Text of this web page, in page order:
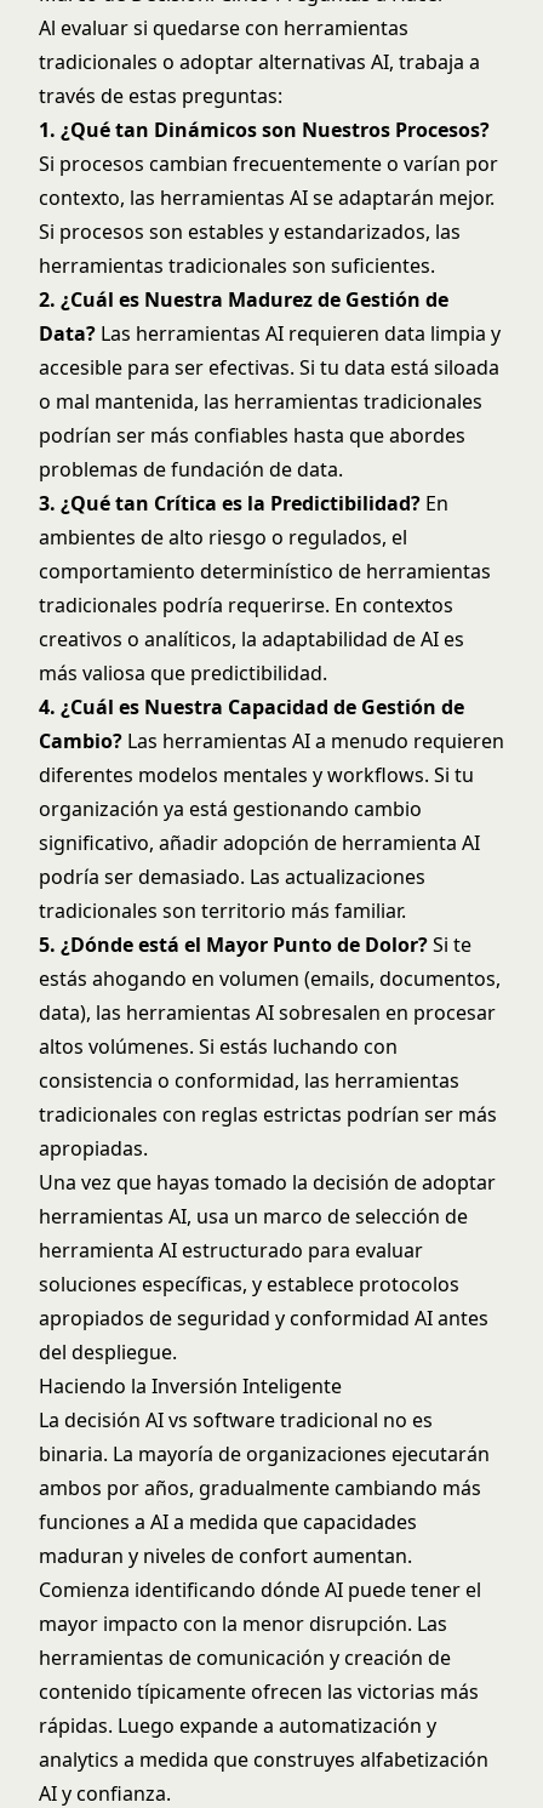
Al evaluar si quedarse con herramientas
tradicionales o adoptar alternativas AI, trabaja a
través de estas preguntas:
1. ¿Qué tan Dinámicos son Nuestros Procesos?
Si procesos cambian frecuentemente o varían por
contexto, las herramientas AI se adaptarán mejor.
Si procesos son estables y estandarizados, las
herramientas tradicionales son suficientes.
2. ¿Cuál es Nuestra Madurez de Gestión de
Data? Las herramientas AI requieren data limpia y
accesible para ser efectivas. Si tu data está siloada
o mal mantenida, las herramientas tradicionales
podrían ser más confiables hasta que abordes
problemas de fundación de data.
3. ¿Qué tan Crítica es la Predictibilidad? En
ambientes de alto riesgo o regulados, el
comportamiento determinístico de herramientas
tradicionales podría requerirse. En contextos
creativos o analíticos, la adaptabilidad de AI es
más valiosa que predictibilidad.
4. ¿Cuál es Nuestra Capacidad de Gestión de
Cambio? Las herramientas AI a menudo requieren
diferentes modelos mentales y workflows. Si tu
organización ya está gestionando cambio
significativo, añadir adopción de herramienta AI
podría ser demasiado. Las actualizaciones
tradicionales son territorio más familiar.
5. ¿Dónde está el Mayor Punto de Dolor?Si te
estás ahogando en volumen (emails, documentos,
data), las herramientas AI sobresalen en procesar
altos volúmenes. Si estás luchando con
consistencia o conformidad, las herramientas
tradicionales con reglas estrictas podrían ser más
apropiadas.
Una vez que hayas tomado la decisión de adoptar
herramientas AI, usa un marco de selección de
herramienta AIestructurado para evaluar
soluciones específicas, y establece protocolos
apropiados deseguridad y conformidad AIantes
del despliegue.
Haciendo la Inversión Inteligente
La decisión AI vs software tradicional no es
binaria. La mayoría de organizaciones ejecutarán
ambos por años, gradualmente cambiando más
funciones a AI a medida que capacidades
maduran y niveles de confort aumentan.
Comienza identificando dónde AI puede tener el
mayor impacto con la menor disrupción. Las
herramientas de comunicación y creación de
contenido típicamente ofrecen las victorias más
rápidas. Luego expande a automatización y
analytics a medida que construyes alfabetización
AI y confianza.